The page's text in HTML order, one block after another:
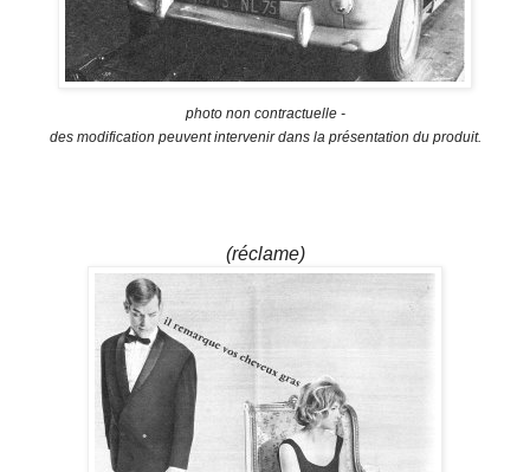
photo non contractuelle -
des modification peuvent intervenir dans la présentation du produit.
(réclame)